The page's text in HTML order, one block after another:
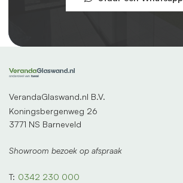
VerandaGlaswand.nl B.V.
Koningsbergenweg 26
3771 NS Barneveld
Showroom bezoek op afspraak
T: 0342 230 000